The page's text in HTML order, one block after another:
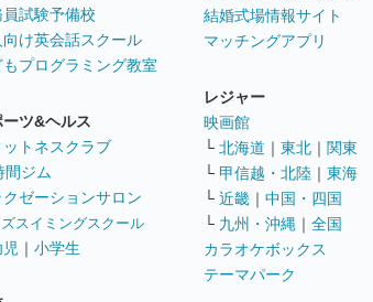
試験予備校
向け英会話スクール
プログラミング教室
ーツ&ヘルス
ットネスクラブ
間ジム
クゼーションサロン
スイミングスクール
｜ 小学生
結婚式場情報サイト
マッチングアプリ
レジャー
映画館
└ 北海道 ｜ 東北 ｜ 関東
└ 甲信越・北陸 ｜ 東海
└ 近畿 ｜ 中国・四国
└ 九州・沖縄 ｜ 全国
カラオケボックス
テーマパーク